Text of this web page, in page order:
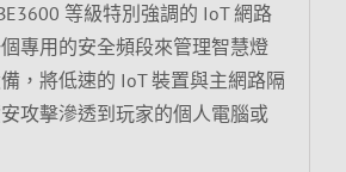
等級特別強調的 IoT 網路
專用的安全頻段來管理智慧燈
，將低速的 IoT 裝置與主網路隔
攻擊滲透到玩家的個人電腦或